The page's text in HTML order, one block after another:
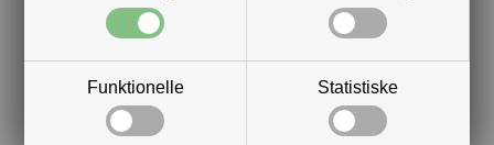
Funktionelle Statistiske